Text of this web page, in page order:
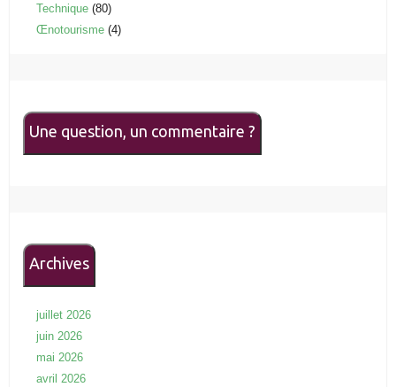
Technique (80)
Œnotourisme (4)
Une question, un commentaire ?
Archives
juillet 2026
juin 2026
mai 2026
avril 2026